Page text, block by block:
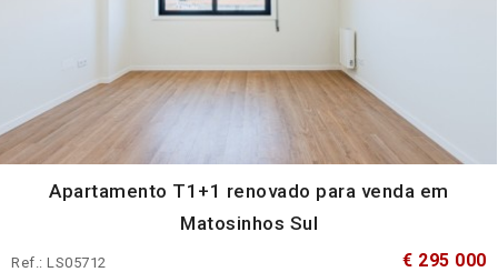
Apartamento T1+1 renovado para venda em
Matosinhos Sul
Ref.: LS05712 € 295 000